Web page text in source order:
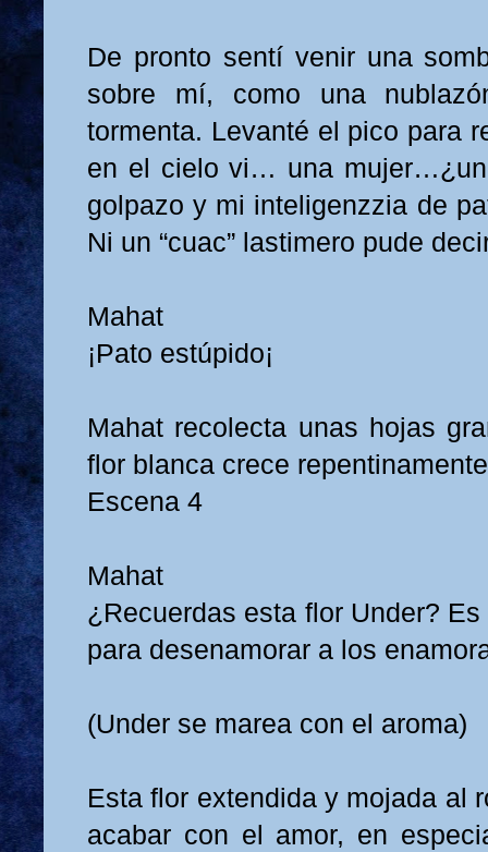
De pronto sentí venir una
sobre mí, como una
tormenta. Levanté el pico para
en el cielo vi… una
golpazo y mi inteligenzzia de
Ni un “cuac” lastimero pude
Mahat
¡Pato estúpido¡
Mahat recolecta unas hojas
flor blanca crece
Escena 4
Mahat
¿Recuerdas esta flor Under?
para desenamorar a los
(Under se marea con el aroma)
Esta flor extendida y mojada al
acabar con el amor, en